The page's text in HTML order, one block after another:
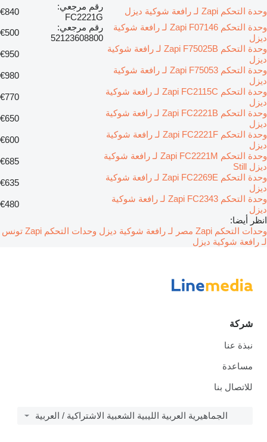
وحدة التحكم Zapi لـ رافعة شوكية ديزل
رقم مرجعي:
FC2221G
€840
وحدة التحكم Zapi F07146 لـ رافعة شوكية
ديزل
رقم مرجعي:
52123608800
€500
وحدة التحكم Zapi F75025B لـ رافعة شوكية
ديزل
€950
وحدة التحكم Zapi F75053 لـ رافعة شوكية
ديزل
€980
وحدة التحكم Zapi FC2115C لـ رافعة شوكية
ديزل
€770
وحدة التحكم Zapi FC2221B لـ رافعة شوكية
ديزل
€650
وحدة التحكم Zapi FC2221F لـ رافعة شوكية
ديزل
€600
وحدة التحكم Zapi FC2221M لـ رافعة شوكية
ديزل Still
€685
وحدة التحكم Zapi FC2269E لـ رافعة شوكية
ديزل
€635
وحدة التحكم Zapi FC2343 لـ رافعة شوكية
ديزل
€480
انظر أيضا:
وحدات التحكم Zapi مصر لـ رافعة شوكية ديزل
وحدات التحكم Zapi تونس
لـ رافعة شوكية ديزل
شركة
نبذة عنا
مساعدة
للاتصال بنا
الجماهيرية العربية الليبية الشعبية الاشتراكية / العربية